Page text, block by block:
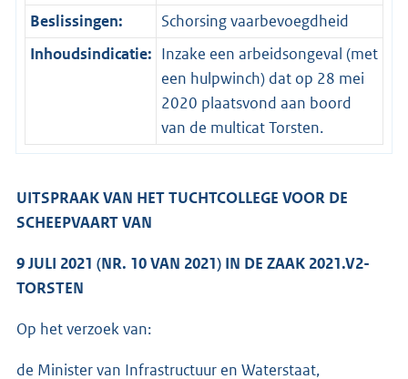
Beslissingen:
Schorsing vaarbevoegdheid
Inhoudsindicatie: Inzake een arbeidsongeval (met
een hulpwinch) dat op 28 mei
2020 plaatsvond aan boord
van de multicat Torsten.
UITSPRAAK VAN HET TUCHTCOLLEGE VOOR DE
SCHEEPVAART VAN
9 JULI 2021 (NR. 10 VAN 2021) IN DE ZAAK 2021.V2-
TORSTEN
Op het verzoek van:
de Minister van Infrastructuur en Waterstaat,